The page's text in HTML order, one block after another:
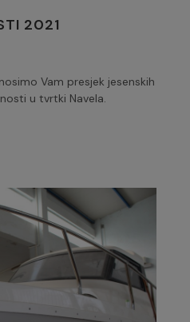
2021
Vam presjek jesenskih
u tvrtki Navela.